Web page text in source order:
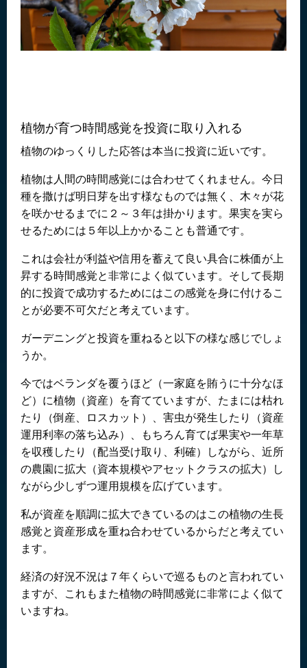
植物が育つ時間感覚を投資に取り入れる
植物のゆっくりした応答は本当に投資に近いです。
植物は人間の時間感覚には合わせてくれません。今日
種を撒けば明日芽を出す様なものでは無く、木々が花
を咲かせるまでに２～３年は掛かります。果実を実ら
せるためには５年以上かかることも普通です。
これは会社が利益や信用を蓄えて良い具合に株価が上
昇する時間感覚と非常によく似ています。そして長期
的に投資で成功するためにはこの感覚を身に付けるこ
とが必要不可欠だと考えています。
ガーデニングと投資を重ねると以下の様な感じでしょ
うか。
今ではベランダを覆うほど（一家庭を賄うに十分なほ
ど）に植物（資産）を育てていますが、たまには枯れ
たり（倒産、ロスカット）、害虫が発生したり（資産
運用利率の落ち込み）、もちろん育てば果実や一年草
を収穫したり（配当受け取り、利確）しながら、近所
の農園に拡大（資本規模やアセットクラスの拡大）し
ながら少しずつ運用規模を広げています。
私が資産を順調に拡大できているのはこの植物の生長
感覚と資産形成を重ね合わせているからだと考えてい
ます。
経済の好況不況は７年くらいで巡るものと言われてい
ますが、これもまた植物の時間感覚に非常によく似て
いますね。